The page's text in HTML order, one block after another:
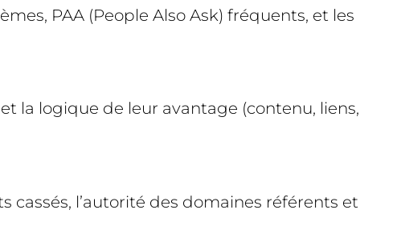
PAA (People Also Ask) fréquents, et les
la logique de leur avantage (contenu, liens,
cassés, l’autorité des domaines référents et